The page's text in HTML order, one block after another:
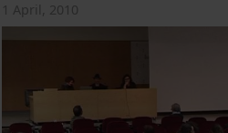
1 April, 2010